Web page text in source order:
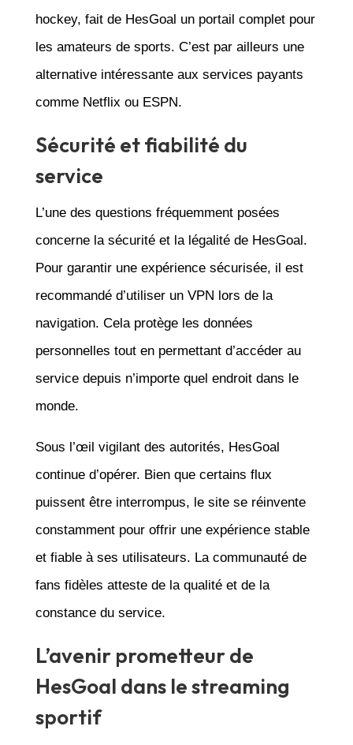
hockey, fait de HesGoal un portail complet pour
les amateurs de sports. C’est par ailleurs une
alternative intéressante aux services payants
comme Netflix ou ESPN.
Sécurité et fiabilité du
service
L’une des questions fréquemment posées
concerne la sécurité et la légalité de HesGoal.
Pour garantir une expérience sécurisée, il est
recommandé d’utiliser un VPN lors de la
navigation. Cela protège les données
personnelles tout en permettant d’accéder au
service depuis n’importe quel endroit dans le
monde.
Sous l’œil vigilant des autorités, HesGoal
continue d’opérer. Bien que certains flux
puissent être interrompus, le site se réinvente
constamment pour offrir une expérience stable
et fiable à ses utilisateurs. La communauté de
fans fidèles atteste de la qualité et de la
constance du service.
L’avenir prometteur de
HesGoal dans le streaming
sportif